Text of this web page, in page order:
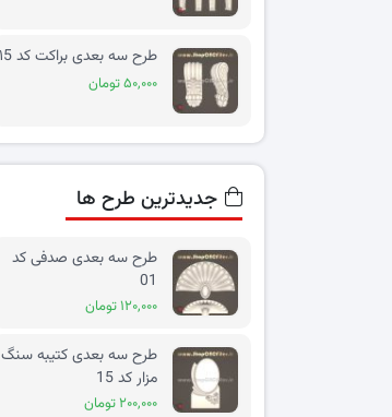
طرح سه بعدی براکت کد ۱5
۵۰,۰۰۰ تومان
جدیدترین طرح ها
طرح سه بعدی صدفی کد
01
۱۲۰,۰۰۰ تومان
طرح سه بعدی کتیبه سنگ
مزار کد 15
۲۰۰,۰۰۰ تومان